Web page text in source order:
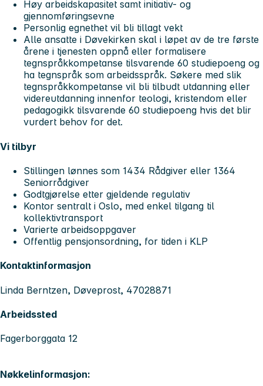
Høy arbeidskapasitet samt initiativ- og
gjennomføringsevne
Personlig egnethet vil bli tillagt vekt
Alle ansatte i Døvekirken skal i løpet av de tre første
årene i tjenesten oppnå eller formalisere
tegnspråkkompetanse tilsvarende 60 studiepoeng og
ha tegnspråk som arbeidsspråk. Søkere med slik
tegnspråkkompetanse vil bli tilbudt utdanning eller
videreutdanning innenfor teologi, kristendom eller
pedagogikk tilsvarende 60 studiepoeng hvis det blir
vurdert behov for det.
Vi tilbyr
Stillingen lønnes som 1434 Rådgiver eller 1364
Seniorrådgiver
Godtgjørelse etter gjeldende regulativ
Kontor sentralt i Oslo, med enkel tilgang til
kollektivtransport
Varierte arbeidsoppgaver
Offentlig pensjonsordning, for tiden i KLP
Kontaktinformasjon
Linda Berntzen, Døveprost, 47028871
Arbeidssted
Fagerborggata 12
Nøkkelinformasjon: